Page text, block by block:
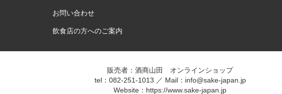
お問い合わせ
飲食店の方へのご案内
販売者：酒商山田 オンラインショップ
tel：082-251-1013 ／ Mail：info@sake-japan.jp
Website： https://www.sake-japan.jp